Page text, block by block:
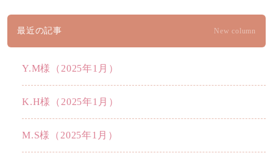
最近の記事 New column
Y.M様（2025年1月）
K.H様（2025年1月）
M.S様（2025年1月）